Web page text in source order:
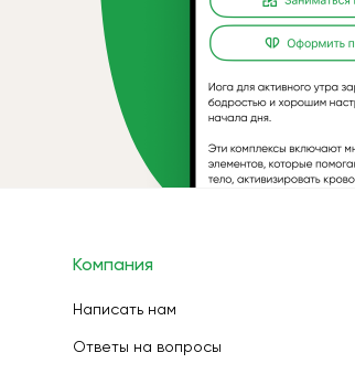
Компания
Написать нам
Ответы на вопросы